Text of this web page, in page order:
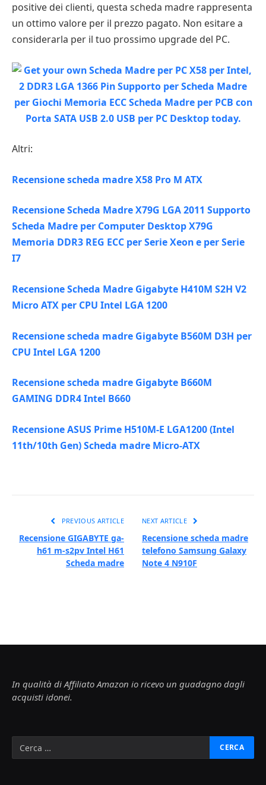
positive dei clienti, questa scheda madre rappresenta
un ottimo valore per il prezzo pagato. Non esitare a
considerarla per il tuo prossimo upgrade del PC.
Altri:
Recensione scheda madre X58 Pro M ATX
Recensione Scheda Madre X79G LGA 2011 Supporto
Scheda Madre per Computer Desktop X79G
Memoria DDR3 REG ECC per Serie Xeon e per Serie
I7
Recensione Scheda Madre Gigabyte H410M S2H V2
Micro ATX per CPU Intel LGA 1200
Recensione scheda madre Gigabyte B560M D3H per
CPU Intel LGA 1200
Recensione scheda madre Gigabyte B660M
GAMING DDR4 Intel B660
Recensione ASUS Prime H510M-E LGA1200 (Intel
11th/10th Gen) Scheda madre Micro-ATX
PREVIOUS ARTICLE
Recensione GIGABYTE ga-
h61 m-s2pv Intel H61
Scheda madre
NEXT ARTICLE
Recensione scheda madre
telefono Samsung Galaxy
Note 4 N910F
In qualità di Affiliato Amazon io ricevo un guadagno dagli
acquisti idonei.